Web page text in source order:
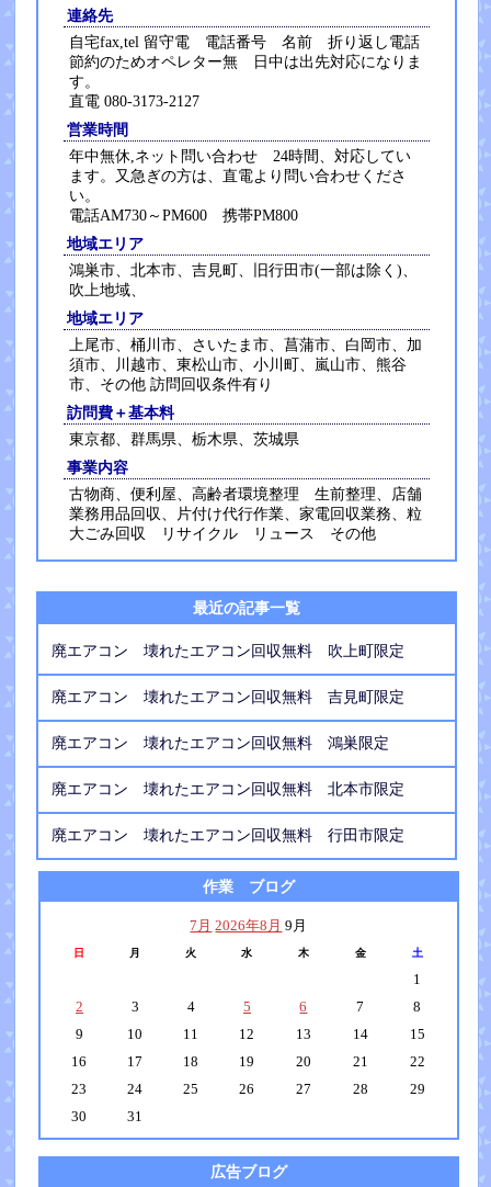
連絡先
自宅fax,tel 留守電 電話番号 名前 折り返し電話
節約のためオペレター無 日中は出先対応になりま
す。
直電 080-3173-2127
営業時間
年中無休,ネット問い合わせ 24時間、対応してい
ます。又急ぎの方は、直電より問い合わせくださ
い。
電話AM730～PM600 携帯PM800
地域エリア
鴻巣市、北本市、吉見町、旧行田市(一部は除く)、
吹上地域、
地域エリア
上尾市、桶川市、さいたま市、菖蒲市、白岡市、加
須市、川越市、東松山市、小川町、嵐山市、熊谷
市、その他 訪問回収条件有り
訪問費＋基本料
東京都、群馬県、栃木県、茨城県
事業内容
古物商、便利屋、高齢者環境整理 生前整理、店舗
業務用品回収、片付け代行作業、家電回収業務、粒
大ごみ回収 リサイクル リュース その他
最近の記事一覧
廃エアコン 壊れたエアコン回収無料 吹上町限定
廃エアコン 壊れたエアコン回収無料 吉見町限定
廃エアコン 壊れたエアコン回収無料 鴻巣限定
廃エアコン 壊れたエアコン回収無料 北本市限定
廃エアコン 壊れたエアコン回収無料 行田市限定
作業 ブログ
7月 2026年8月 9月
日 月 火 水 木 金 土
1
2
3 4 5 6 7
8
9
10 11 12 13 14
15
16
17 18 19 20 21
22
23
24 25 26 27 28
29
30
31
広告ブログ